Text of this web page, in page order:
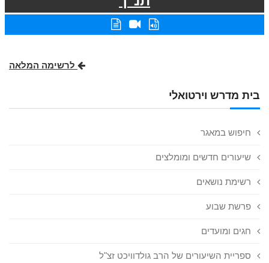
בית מדרש וירטואלי
חיפוש במאגר
שיעורים חדשים ומומלצים
רשימת נושאים
פרשת שבוע
חגים ומועדים
ספריית השיעורים של הרב גולדוויכט זצ"ל
לרשימה המלאה